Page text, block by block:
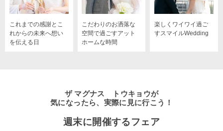
これまでの感謝とこ
れからの未来へ想い
を伝える日
こだわりのお洒落な
空間で過ごすアット
ホームな時間
楽しくワイワイ過ご
すスマイルWedding
ザ マグナス トウキョウが
気になったら、実際に見に行こう！
週末に開催するフェア